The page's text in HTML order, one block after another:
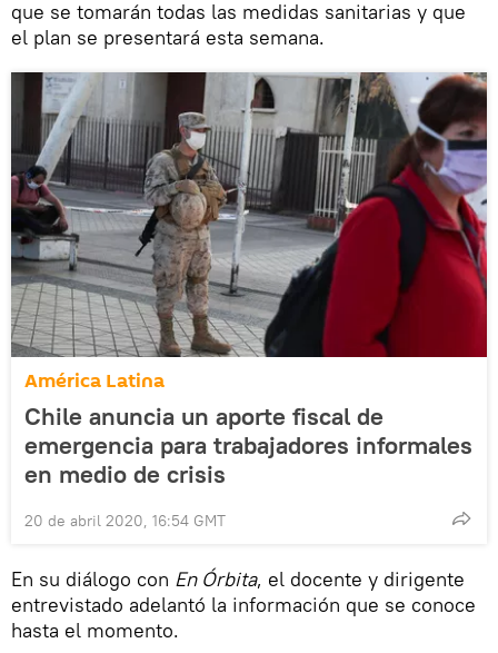
que se tomarán todas las medidas sanitarias y que
el plan se presentará esta semana.
América Latina
Chile anuncia un aporte fiscal de
emergencia para trabajadores informales
en medio de crisis
20 de abril 2020, 16:54 GMT
En su diálogo con En Órbita, el docente y dirigente
entrevistado adelantó la información que se conoce
hasta el momento.